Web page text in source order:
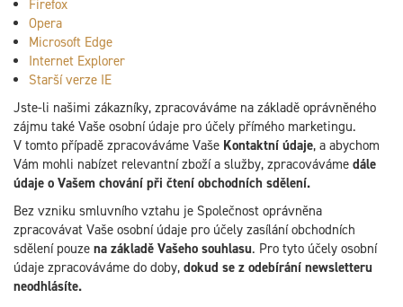
Firefox
Opera
Microsoft Edge
Internet Explorer
Starší verze IE
Jste-li našimi zákazníky, zpracováváme na základě oprávněného
zájmu také Vaše osobní údaje pro účely přímého marketingu.
V tomto případě zpracováváme Vaše Kontaktní údaje, a abychom
Vám mohli nabízet relevantní zboží a služby, zpracováváme dále
údaje o Vašem chování při čtení obchodních sdělení.
Bez vzniku smluvního vztahu je Společnost oprávněna
zpracovávat Vaše osobní údaje pro účely zasílání obchodních
sdělení pouze na základě Vašeho souhlasu. Pro tyto účely osobní
údaje zpracováváme do doby, dokud se z odebírání newsletteru
neodhlásíte.